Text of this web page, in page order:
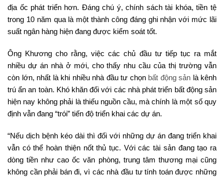
địa ốc phát triển hơn. Đáng chú ý, chính sách tài khóa, tiền tệ
trong 10 năm qua là một thành công đáng ghi nhận với mức lãi
suất ngân hàng hiện đang được kiểm soát tốt.
Ông Khương cho rằng, việc các chủ đầu tư tiếp tục ra mắt
nhiều dự án nhà ở mới, cho thấy nhu cầu của thị trường vẫn
còn lớn, nhất là khi nhiều nhà đầu tư chọn bất động sản là kênh
trú ẩn an toàn. Khó khăn đối với các nhà phát triển bất động sản
hiện nay không phải là thiếu nguồn cầu, mà chính là một số quy
định vẫn đang “trói” tiến độ triển khai các dự án.
“Nếu dịch bệnh kéo dài thì đối với những dự án đang triển khai
vẫn có thể hoàn thiện nốt thủ tục. Với các tài sản đang tạo ra
dòng tiền như cao ốc văn phòng, trung tâm thương mại cũng
không cần phải bán đi, vì các nhà đầu tư tính toán được những